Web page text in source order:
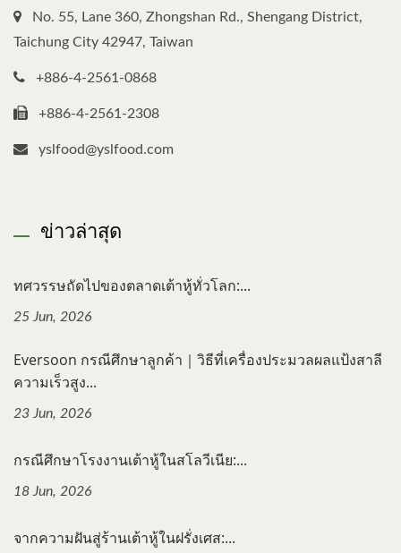
No. 55, Lane 360, Zhongshan Rd., Shengang District,
Taichung City 42947, Taiwan
+886-4-2561-0868
+886-4-2561-2308
yslfood@yslfood.com
ข่าวล่าสุด
ทศวรรษถัดไปของตลาดเต้าหู้ทั่วโลก:...
25 Jun, 2026
Eversoon กรณีศึกษาลูกค้า｜วิธีที่เครื่องประมวลผลแป้งสาลี
ความเร็วสูง...
23 Jun, 2026
กรณีศึกษาโรงงานเต้าหู้ในสโลวีเนีย:...
18 Jun, 2026
จากความฝันสู่ร้านเต้าหู้ในฝรั่งเศส:...